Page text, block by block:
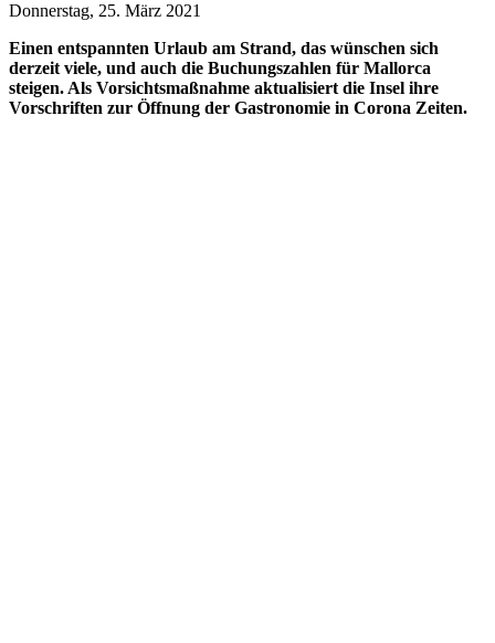
Donnerstag, 25. März 2021
Einen entspannten Urlaub am Strand, das wünschen sich
derzeit viele, und auch die Buchungszahlen für Mallorca
steigen. Als Vorsichtsmaßnahme aktualisiert die Insel ihre
Vorschriften zur Öffnung der Gastronomie in Corona Zeiten.